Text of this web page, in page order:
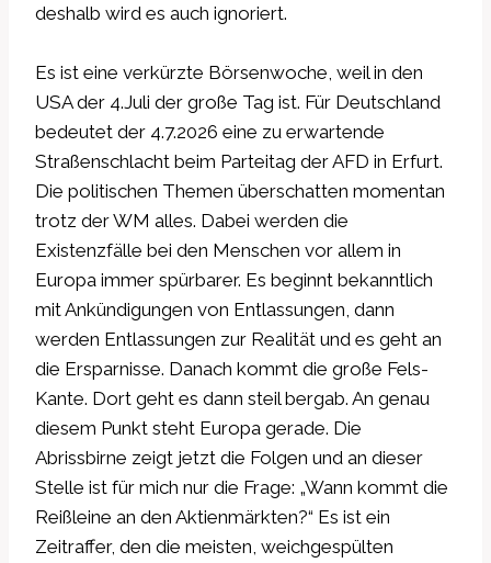
deshalb wird es auch ignoriert.
Es ist eine verkürzte Börsenwoche, weil in den
USA der 4.Juli der große Tag ist. Für Deutschland
bedeutet der 4.7.2026 eine zu erwartende
Straßenschlacht beim Parteitag der AFD in Erfurt.
Die politischen Themen überschatten momentan
trotz der WM alles. Dabei werden die
Existenzfälle bei den Menschen vor allem in
Europa immer spürbarer. Es beginnt bekanntlich
mit Ankündigungen von Entlassungen, dann
werden Entlassungen zur Realität und es geht an
die Ersparnisse. Danach kommt die große Fels-
Kante. Dort geht es dann steil bergab. An genau
diesem Punkt steht Europa gerade. Die
Abrissbirne zeigt jetzt die Folgen und an dieser
Stelle ist für mich nur die Frage: „Wann kommt die
Reißleine an den Aktienmärkten?“ Es ist ein
Zeitraffer, den die meisten, weichgespülten